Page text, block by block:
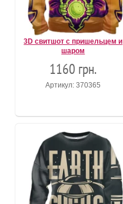
3D свитшот с пришельцем и
шаром
1160 грн.
Артикул: 370365